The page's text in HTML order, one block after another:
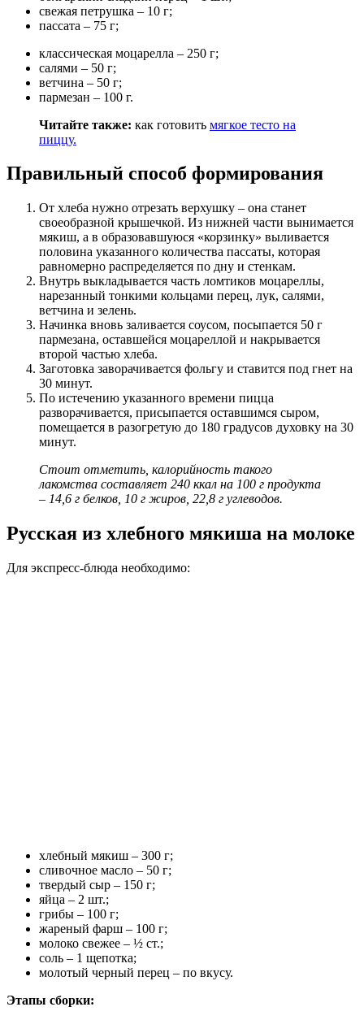
свежая петрушка – 10 г;
пассата – 75 г;
классическая моцарелла – 250 г;
салями – 50 г;
ветчина – 50 г;
пармезан – 100 г.
Читайте также: как готовить мягкое тесто на
пиццу.
Правильный способ формирования
От хлеба нужно отрезать верхушку – она станет
своеобразной крышечкой. Из нижней части вынимается
мякиш, а в образовавшуюся «корзинку» выливается
половина указанного количества пассаты, которая
равномерно распределяется по дну и стенкам.
Внутрь выкладывается часть ломтиков моцареллы,
нарезанный тонкими кольцами перец, лук, салями,
ветчина и зелень.
Начинка вновь заливается соусом, посыпается 50 г
пармезана, оставшейся моцареллой и накрывается
второй частью хлеба.
Заготовка заворачивается фольгу и ставится под гнет на
30 минут.
По истечению указанного времени пицца
разворачивается, присыпается оставшимся сыром,
помещается в разогретую до 180 градусов духовку на 30
минут.
Стоит отметить, калорийность такого
лакомства составляет 240 ккал на 100 г продукта
– 14,6 г белков, 10 г жиров, 22,8 г углеводов.
Русская из хлебного мякиша на молоке
Для экспресс-блюда необходимо:
хлебный мякиш – 300 г;
сливочное масло – 50 г;
твердый сыр – 150 г;
яйца – 2 шт.;
грибы – 100 г;
жареный фарш – 100 г;
молоко свежее – ½ ст.;
соль – 1 щепотка;
молотый черный перец – по вкусу.
Этапы сборки: